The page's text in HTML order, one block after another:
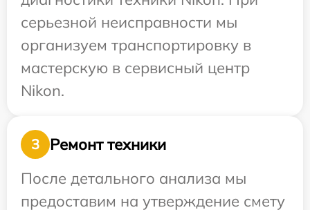
серьезной неисправности мы
организуем транспортировку в
мастерскую в сервисный центр
Nikon.
3
Ремонт техники
После детального анализа мы
предоставим на утверждение смету